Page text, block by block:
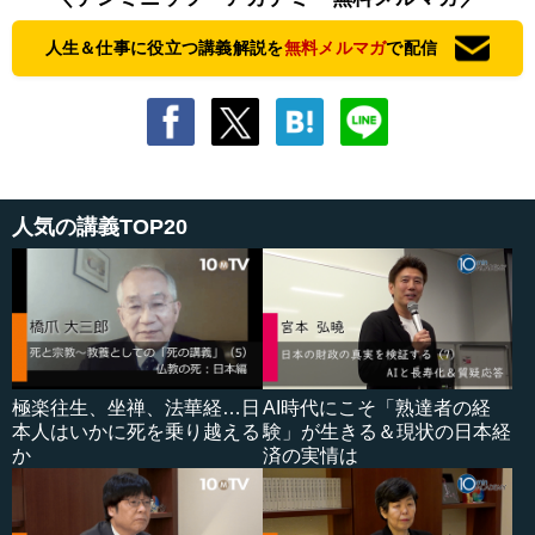
人生＆仕事に役立つ講義解説を無料メルマガで配信
人気の講義TOP20
極楽往生、坐禅、法華経…日
本人はいかに死を乗り越える
か
AI時代にこそ「熟達者の経
験」が生きる＆現状の日本経
済の実情は